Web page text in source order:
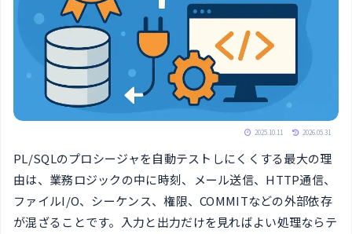
2025.10.11 2026.05.31
PL/SQLのプロシージャを自動テストしにくくする最大の理
由は、業務ロジックの中に時刻、メール送信、HTTP通信、
ファイルI/O、シーケンス、権限、COMMITなどの外部依存
が混ざることです。入力と出力だけを見ればよい処理ならテ